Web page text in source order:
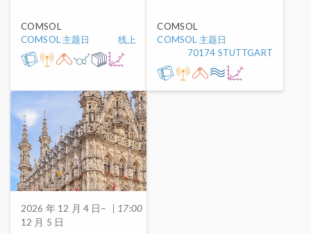
COMSOL
COMSOL 主题日
线上
COMSOL
COMSOL 主题日
70174 STUTTGART
2026 年 12 月 4 日–
12 月 5 日
| 17:00